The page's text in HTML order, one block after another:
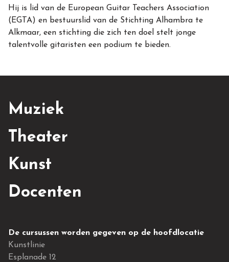
Hij is lid van de European Guitar Teachers Association
(EGTA) en bestuurslid van de Stichting Alhambra te
Alkmaar, een stichting die zich ten doel stelt jonge
talentvolle gitaristen een podium te bieden.
Muziek
Theater
Kunst
Docenten
De cursussen worden gegeven op de hoofdlocatie
Kunstlinie
Esplanade 12